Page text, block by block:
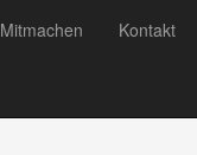
Mitmachen Kontakt